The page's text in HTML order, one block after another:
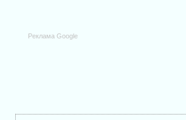
Реклама Google